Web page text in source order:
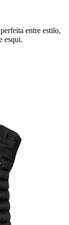
entre estilo,
esqui.